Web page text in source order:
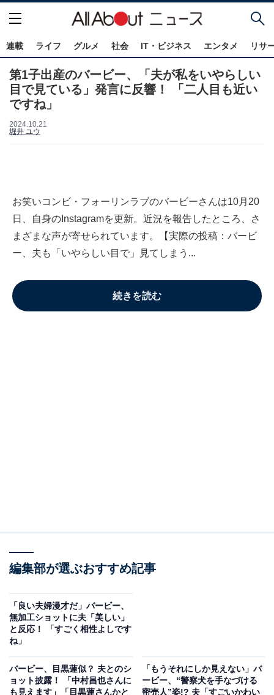
連載 ライフ グルメ 社会 IT・ビジネス エンタメ リサ
第1子出産のバービー、「夫が私をいやらしい
目で見ている」発言に反響！ 「二人目も近い
ですね」
2024.10.21
堀井 ユウ
お笑いコンビ・フォーリンラブのバービーさんは10月20
日、自身のInstagramを更新。近況を報告したところ、さ
まざまな声が寄せられています。【実際の投稿：バービ
ー、夫も「いやらしい目で」見てしまう...
続きを読む
編集部が選ぶおすすめ記事
「良い夫婦漫才だ」バービー、
無加工ショットに夫「美しい」
と反応！ 「すごく相性よしです
ね」
バービー、目黒蓮似？ 夫とのシ
ョット披露！ 「中村昌也さんに
も見えます」「目黒蓮さんかと
「もうそれにしか見えない」バ
ービー、“警察犬を手なづける
密売人”姿!? 夫「すごいかわい